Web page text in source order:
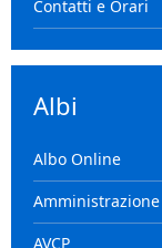
Contatti e Orari
Albi
Albo Online
AVCP